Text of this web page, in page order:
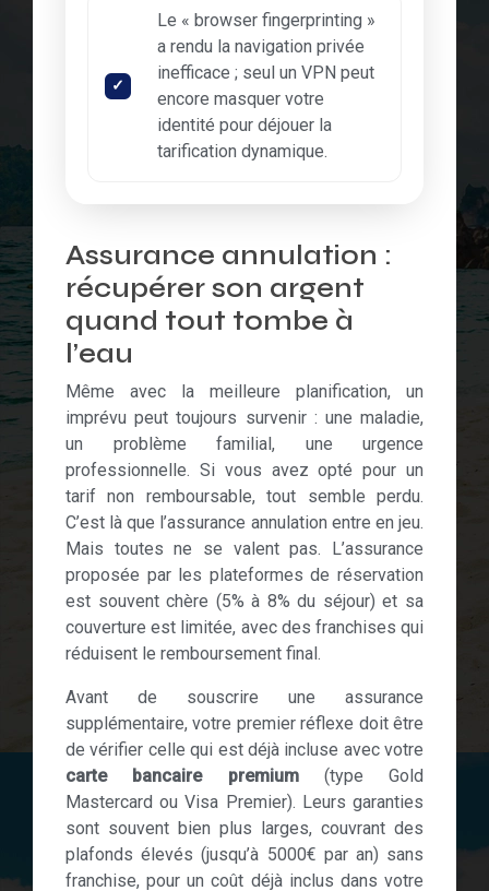
Le « browser fingerprinting »
a rendu la navigation privée
inefficace ; seul un VPN peut
encore masquer votre
identité pour déjouer la
tarification dynamique.
Assurance annulation :
récupérer son argent
quand tout tombe à
l’eau
Même avec la meilleure planification, un
imprévu peut toujours survenir : une maladie,
un problème familial, une urgence
professionnelle. Si vous avez opté pour un
tarif non remboursable, tout semble perdu.
C’est là que l’assurance annulation entre en jeu.
Mais toutes ne se valent pas. L’assurance
proposée par les plateformes de réservation
est souvent chère (5% à 8% du séjour) et sa
couverture est limitée, avec des franchises qui
réduisent le remboursement final.
Avant de souscrire une assurance
supplémentaire, votre premier réflexe doit être
de vérifier celle qui est déjà incluse avec votre
carte bancaire premium(type Gold
Mastercard ou Visa Premier). Leurs garanties
sont souvent bien plus larges, couvrant des
plafonds élevés (jusqu’à 5000€ par an) sans
franchise, pour un coût déjà inclus dans votre